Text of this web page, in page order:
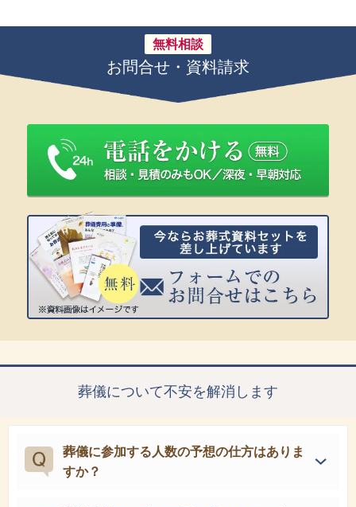
無料相談
お問合せ・資料請求
葬儀について不安を解消します
葬儀に参加する人数の予想の仕方はありま
すか？